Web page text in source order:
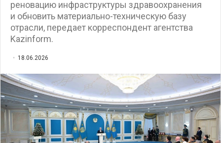
реновацию инфраструктуры здравоохранения
и обновить материально-техническую базу
отрасли, передает корреспондент агентства
Kazinform.
18.06.2026